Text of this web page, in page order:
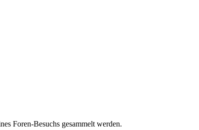
Foren-Besuchs gesammelt werden.